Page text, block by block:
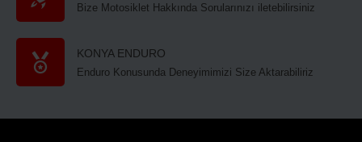
Bize Motosiklet Hakkında Sorularınızı iletebilirsiniz
KONYA ENDURO
Enduro Konusunda Deneyimimizi Size Aktarabiliriz